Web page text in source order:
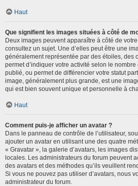
Haut
Que signifient les images situées à côté de
Deux images peuvent apparaître à côté de
consultez un sujet. Une d’elles peut être une
généralement représentée par des étoiles, des
permet d’indiquer votre activité selon le
publié, ou permet de différencier votre statut
image, généralement plus grande, est une
qui est bien souvent unique et personnelle à
Haut
Comment puis-je afficher un avatar ?
Dans le panneau de contrôle de l’utilisateur,
ajouter un avatar en utilisant une des quatre
« Gravatar », la galerie d’avatars, les images
locales. Les administrateurs du forum peuvent
des avatars et des méthodes qu’ils veuillent
Si vous ne pouvez pas utiliser d’avatars, nous
administrateur du forum.